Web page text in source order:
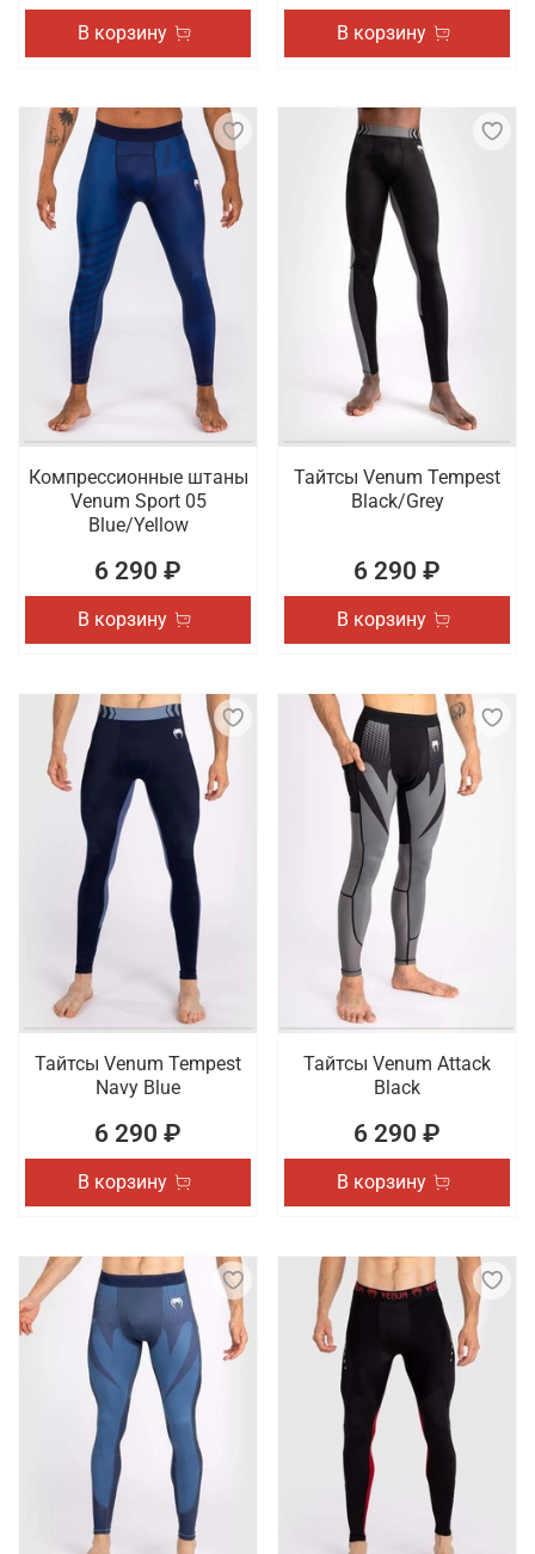
В корзину В корзину
Компрессионные штаны
Venum Sport 05
Blue/Yellow
6 290 ₽
В корзину
Тайтсы Venum Tempest
Black/Grey
6 290 ₽
В корзину
Тайтсы Venum Tempest
Navy Blue
6 290 ₽
В корзину
Тайтсы Venum Attack
Black
6 290 ₽
В корзину